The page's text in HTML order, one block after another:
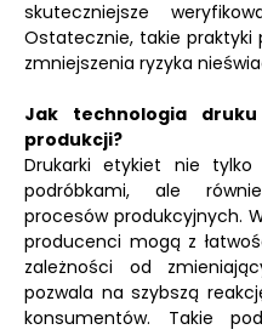
skuteczniejsze
Ostatecznie, takie praktyki
zmniejszenia ryzyka
Jak technologia
produkcji?
Drukarki etykiet nie
podróbkami, ale
procesów produkcyjnych.
producenci mogą z
zależności od
pozwala na szybszą
konsumentów. Takie